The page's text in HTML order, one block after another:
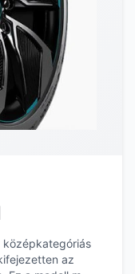
középkategóriás
az